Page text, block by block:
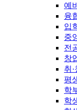
예
융
입
중
전
창
취
평
학
학